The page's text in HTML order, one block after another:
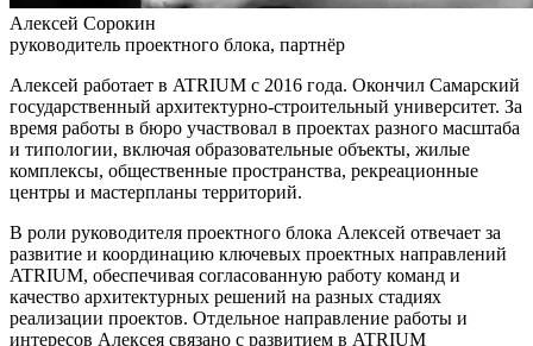
Алексей Сорокин
руководитель проектного блока, партнёр
Алексей работает в ATRIUM с 2016 года. Окончил Самарский
государственный архитектурно-строительный университет. За
время работы в бюро участвовал в проектах разного масштаба
и типологии, включая образовательные объекты, жилые
комплексы, общественные пространства, рекреационные
центры и мастерпланы территорий.
В роли руководителя проектного блока Алексей отвечает за
развитие и координацию ключевых проектных направлений
ATRIUM, обеспечивая согласованную работу команд и
качество архитектурных решений на разных стадиях
реализации проектов. Отдельное направление работы и
интересов Алексея связано с развитием в ATRIUM